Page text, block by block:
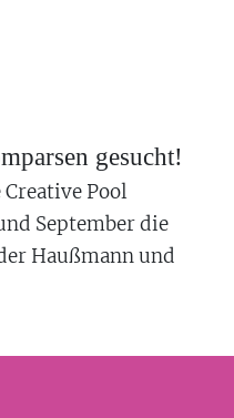
gesucht!
Pool
September die
Haußmannund